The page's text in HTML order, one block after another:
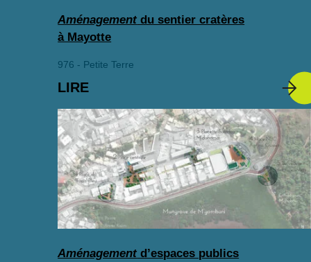
Aménagement du sentier cratères
à Mayotte
976 - Petite Terre
LIRE
Aménagement d’espaces publics